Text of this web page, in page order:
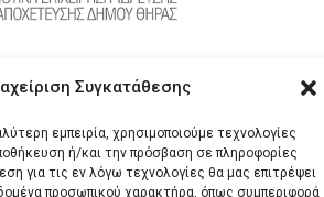
Συγκατάθεσης
εμπειρία, χρησιμοποιούμε τεχνολογίες
ή/και την πρόσβαση σε πληροφορίες
για τις εν λόγω τεχνολογίες θα μας επιτρέψει
προσωπικού χαρακτήρα, όπως συμπεριφορά